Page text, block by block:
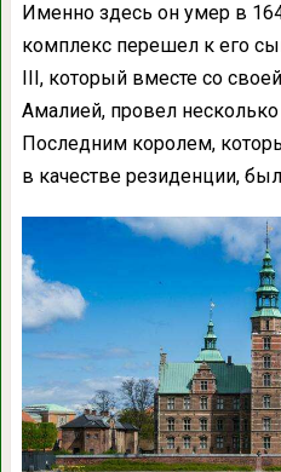
Именно здесь он умер в
комплекс перешел к его
III, который вместе со
Амалией, провел несколько
Последним королем,
в качестве резиденции,